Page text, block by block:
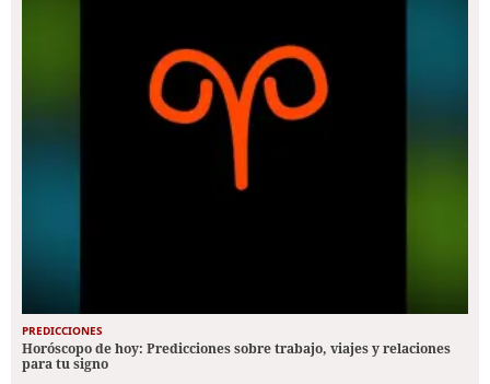
PREDICCIONES
Horóscopo de hoy: Predicciones sobre trabajo, viajes y relaciones
para tu signo